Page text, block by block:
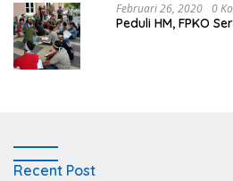
Februari 26, 2020 0
Peduli HM, FPKO
Recent Post